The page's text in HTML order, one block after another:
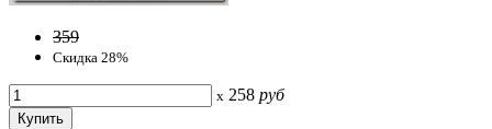
359
Скидка 28%
x 258 руб